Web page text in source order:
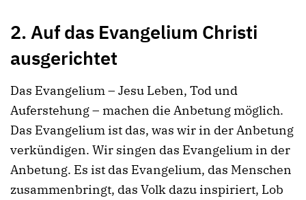
2. Auf das Evangelium Christi
ausgerichtet
Das Evangelium – Jesu Leben, Tod und
Auferstehung – machen die Anbetung möglich.
Das Evangelium ist das, was wir in der Anbetung
verkündigen. Wir singen das Evangelium in der
Anbetung. Es ist das Evangelium, das Menschen
zusammenbringt, das Volk dazu inspiriert, Lob